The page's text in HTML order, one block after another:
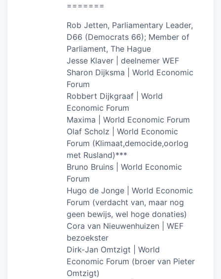
=======
Rob Jetten, Parliamentary Leader,
D66 (Democrats 66); Member of
Parliament, The Hague
Jesse Klaver | deelnemer WEF
Sharon Dijksma | World Economic
Forum
Robbert Dijkgraaf | World
Economic Forum
Maxima | World Economic Forum
Olaf Scholz | World Economic
Forum (Klimaat,democide,oorlog
met Rusland)***
Bruno Bruins | World Economic
Forum
Hugo de Jonge | World Economic
Forum (verdacht van, maar nog
geen bewijs, wel hoge donaties)
Cora van Nieuwenhuizen | WEF
bezoekster
Dirk-Jan Omtzigt | World
Economic Forum (broer van Pieter
Omtzigt)